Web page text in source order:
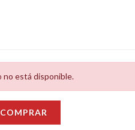
no está disponible.
COMPRAR